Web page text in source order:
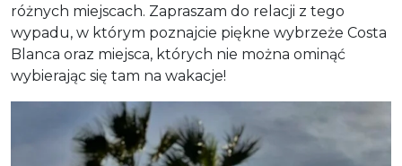
różnych miejscach. Zapraszam do relacji z tego
wypadu, w którym poznajcie piękne wybrzeże Costa
Blanca oraz miejsca, których nie można ominąć
wybierając się tam na wakacje!